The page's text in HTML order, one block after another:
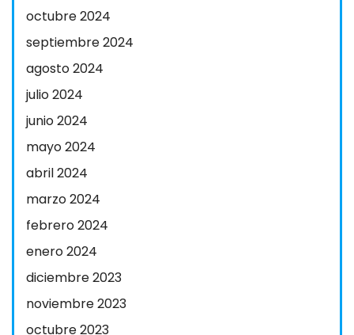
octubre 2024
septiembre 2024
agosto 2024
julio 2024
junio 2024
mayo 2024
abril 2024
marzo 2024
febrero 2024
enero 2024
diciembre 2023
noviembre 2023
octubre 2023